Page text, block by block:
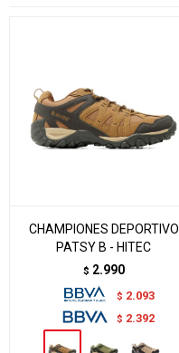
CHAMPIONES DEPORTIVO
PATSY B - HITEC
$ 2.990
$ 2.093
$ 2.392